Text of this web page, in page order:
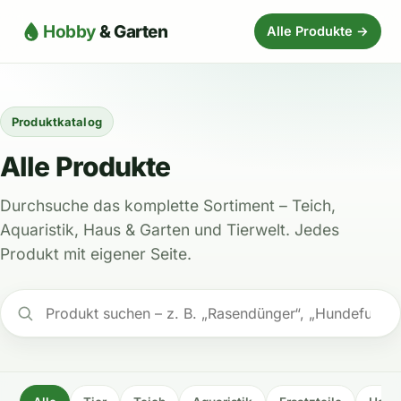
Hobby& Garten Alle Produkte →
Produktkatalog
Alle Produkte
Durchsuche das komplette Sortiment – Teich,
Aquaristik, Haus & Garten und Tierwelt. Jedes
Produkt mit eigener Seite.